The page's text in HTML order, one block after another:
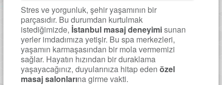
Stres ve yorgunluk, şehir yaşamının bir
parçasıdır. Bu durumdan kurtulmak
istediğimizde, İstanbul masaj deneyimisunan
yerler imdadımıza yetişir. Bu spa merkezleri,
yaşamın karmaşasından bir mola vermemizi
sağlar. Hayatın hızından bir duraklama
yaşayacağınız, duyularınıza hitap eden özel
masaj salonlarına girme vakti.